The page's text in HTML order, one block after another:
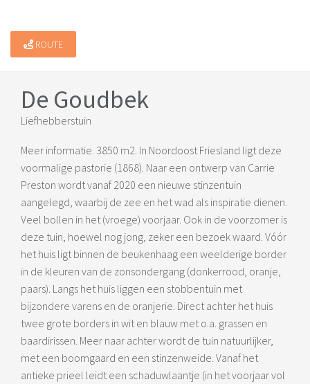
ROUTE
De Goudbek
Liefhebberstuin
Meer informatie. 3850 m2. In Noordoost Friesland ligt deze
voormalige pastorie (1868). Naar een ontwerp van Carrie
Preston wordt vanaf 2020 een nieuwe stinzentuin
aangelegd, waarbij de zee en het wad als inspiratie dienen.
Veel bollen in het (vroege) voorjaar. Ook in de voorzomer is
deze tuin, hoewel nog jong, zeker een bezoek waard. Vóór
het huis ligt binnen de beukenhaag een weelderige border
in de kleuren van de zonsondergang (donkerrood, oranje,
paars). Langs het huis liggen een stobbentuin met
bijzondere varens en de oranjerie. Direct achter het huis
twee grote borders in wit en blauw met o.a. grassen en
baardirissen. Meer naar achter wordt de tuin natuurlijker,
met een boomgaard en een stinzenweide. Vanaf het
antieke prieel leidt een schaduwlaantje (in het voorjaar vol